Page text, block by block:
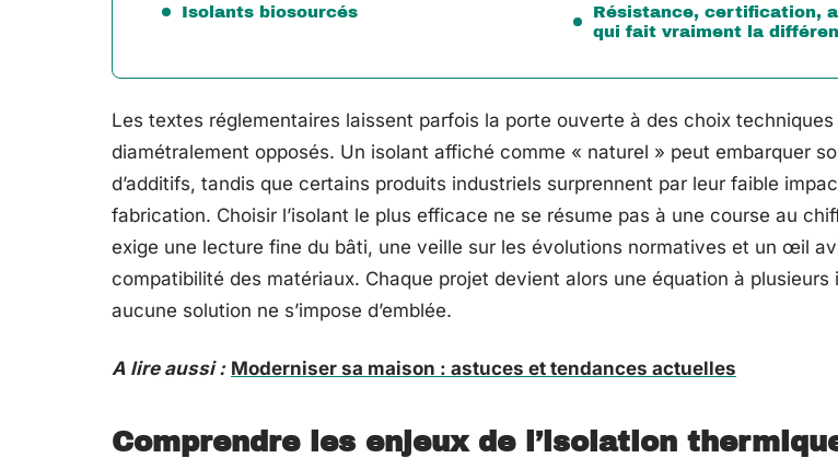
Isolants biosourcés
Résistance, certification,
qui fait vraiment la
Les textes réglementaires laissent parfois la porte ouverte à des choix techniques
diamétralement opposés. Un isolant affiché comme « naturel » peut embarquer
d’additifs, tandis que certains produits industriels surprennent par leur faible
fabrication. Choisir l’isolant le plus efficace ne se résume pas à une course au
exige une lecture fine du bâti, une veille sur les évolutions normatives et un œil
compatibilité des matériaux. Chaque projet devient alors une équation à plusieurs
aucune solution ne s’impose d’emblée.
A lire aussi : Moderniser sa maison : astuces et tendances actuelles
Comprendre les enjeux de l’isolation